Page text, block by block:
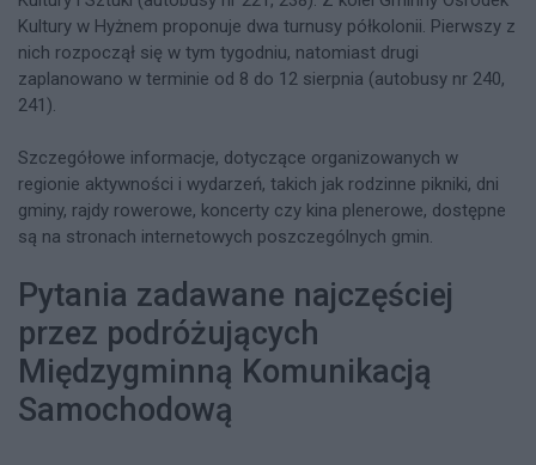
Kultury w Hyżnem proponuje dwa turnusy półkolonii. Pierwszy z
nich rozpoczął się w tym tygodniu, natomiast drugi
zaplanowano w terminie od 8 do 12 sierpnia (autobusy nr 240,
241).
Szczegółowe informacje, dotyczące organizowanych w
regionie aktywności i wydarzeń, takich jak rodzinne pikniki, dni
gminy, rajdy rowerowe, koncerty czy kina plenerowe, dostępne
są na stronach internetowych poszczególnych gmin.
Pytania zadawane najczęściej
przez podróżujących
Międzygminną Komunikacją
Samochodową